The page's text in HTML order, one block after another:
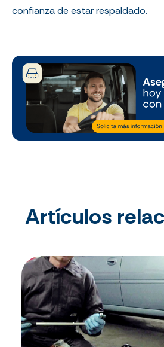
confianza de estar respaldado.
Artículos